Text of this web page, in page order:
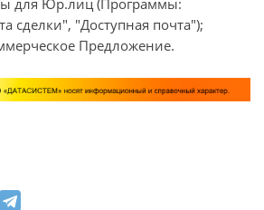
для Юр.лиц (Программы:
сделки", "Доступная почта");
Предложение.